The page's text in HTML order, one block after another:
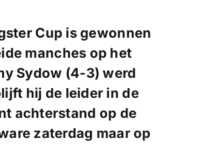
Cup is gewonnen
manches op het
Sydow (4-3) werd
hij de leider in de
achterstand op de
zaterdag maar op